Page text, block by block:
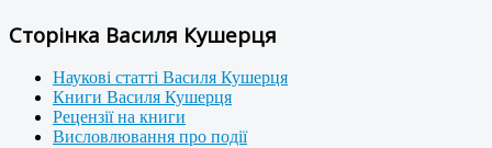
Сторінка Василя Кушерця
Наукові статті Василя Кушерця
Книги Василя Кушерця
Рецензії на книги
Висловлювання про події